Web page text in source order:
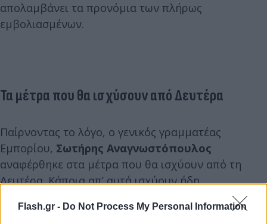
Flash.gr - Do Not Process My Personal Information
απολαμβάνει τα προνόμια των πλήρως
εμβολιασμένων.
Τα μέτρα που θα ισχύσουν από Δευτέρα
Παίρνοντας το λόγο, ο γενικός γραμματέας
Εμπορίου, Σωτήρης Αναγνωστόπουλος
αναφέρθηκε στα μέτρα που θα ισχύουν από τη
Δευτέρα. Κάποια απ’ αυτά ισχύουν ήδη.
Στους εσωτερικούς χώρους εστίασης μπαίνουν